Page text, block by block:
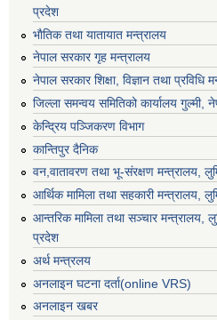
प्रदेश
भाैतिक तथा यातायात मन्त्रालय
नेपाल सरकार गृह मन्त्रालय
नेपाल सरकार शिक्षा, विज्ञान तथा प्रविधि
जिल्ला समन्वय समितिको कार्यालय गुल्मी,
केन्द्रिय पञ्जिकरण विभाग
कान्तिपुर दैनिक
वन,वातावरण तथा भू-संरक्षण मन्त्रालय,
आर्थिक मामिला तथा सहकारी मन्त्रालय,
आन्तरिक मामिला तथा सञ्चार मन्त्रालय,
प्रदेश
अर्थ मन्त्रलय
अनलाइन घटना दर्ता(online VRS)
अनलाइन खबर